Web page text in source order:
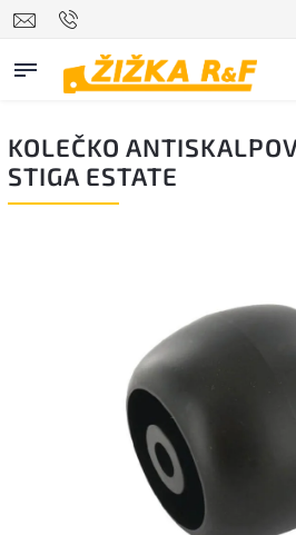
KOLEČKO
STIGA ESTATE